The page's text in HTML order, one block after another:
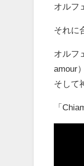
オルフ
それに
オルフ
amour）
そして
「